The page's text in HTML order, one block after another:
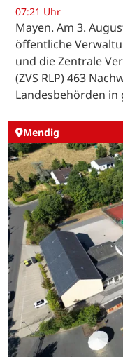
07:21 Uhr
Mayen. Am 3.
öffentliche
und die Zentrale
(ZVS RLP) 463
Landesbehörden in
Mendig